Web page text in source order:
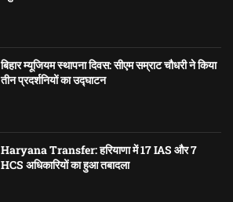
बिहार म्यूजियम स्थापना दिवस: सीएम सम्राट चौधरी ने किया
तीन प्रदर्शनियों का उद्घाटन
Haryana Transfer: हरियाणा में 17 IAS और 7
HCS अधिकारियों का हुआ तबादला